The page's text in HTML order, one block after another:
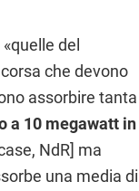
del
che devono
assorbire tanta
a 10 megawatt in
NdR] ma
una media di